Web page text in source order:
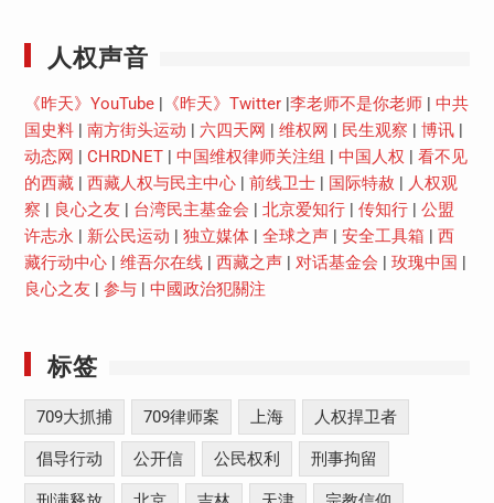
人权声音
《昨天》YouTube| 《昨天》Twitter| 李老师不是你老师| 中共
国史料| 南方街头运动 六四天网 维权网 民生观察 博讯|
动态网
CHRDNET| 中国维权律师关注组 中国人权
看不见
的西藏| 西藏人权与民主中心| 前线卫士| 国际特赦
人权观
察
良心之友 台湾民主基金会 北京爱知行| 传知行| 公盟
许志永
新公民运动 独立媒体| 全球之声| 安全工具箱
西
藏行动中心| 维吾尔在线| 西藏之声| 对话基金会 玫瑰中国
良心之友
参与| 中國政治犯關注
标签
709大抓捕 709律师案 上海 人权捍卫者
倡导行动 公开信 公民权利 刑事拘留